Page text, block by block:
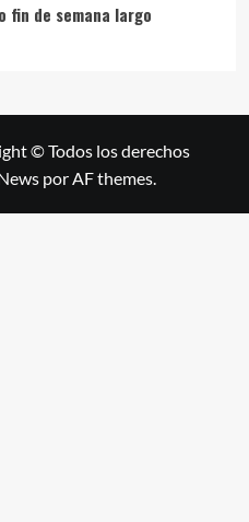
fin de semana largo
© Todos los derechos
por AF themes.